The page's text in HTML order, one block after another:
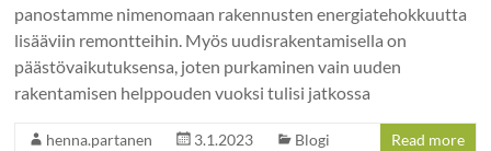
panostamme nimenomaan rakennusten energiatehokkuutta
lisääviin remontteihin. Myös uudisrakentamisella on
päästövaikutuksensa, joten purkaminen vain uuden
rakentamisen helppouden vuoksi tulisi jatkossa
henna.partanen 3.1.2023 Blogi Read more